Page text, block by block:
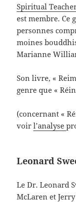
Spiritual
est membre. Ce
personnes
moines
Marianne
Son livre, «
genre que «
(concernant «
voirl’analyse
Leonard
Le Dr. Leonard
McLaren et